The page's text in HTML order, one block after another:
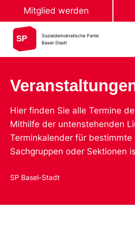
Mitglied werden
Sozialdemokratische Partei
Basel-Stadt
Hier finden Sie alle Termine
Mithilfe der untenstehenden
Terminkalender für bestimmte
Sachgruppen oder Sektionen
SP Basel-Stadt